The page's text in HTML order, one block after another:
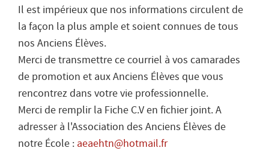
Il est impérieux que nos informations circulent de
la façon la plus ample et soient connues de tous
nos Anciens Élèves.
Merci de transmettre ce courriel à vos camarades
de promotion et aux Anciens Élèves que vous
rencontrez dans votre vie professionnelle.
Merci de remplir la Fiche C.V en fichier joint. A
adresser à l'Association des Anciens Élèves de
notre École : aeaehtn@hotmail.fr